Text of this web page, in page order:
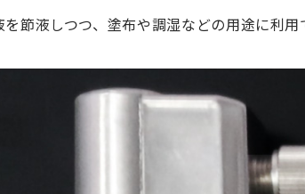
節液しつつ、塗布や調湿などの用途に利用